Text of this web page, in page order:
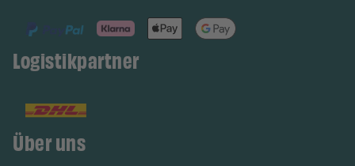
Logistikpartner
Über uns